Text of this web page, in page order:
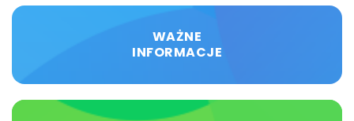
WAŻNE
INFORMACJE